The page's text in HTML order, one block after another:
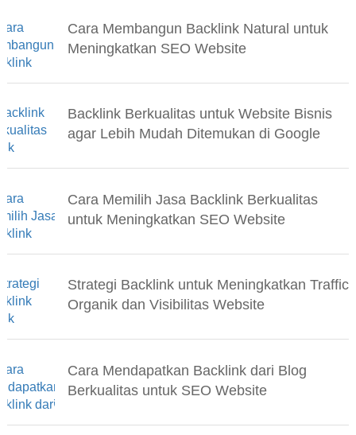
Cara Membangun Backlink Natural untuk
Meningkatkan SEO Website
Backlink Berkualitas untuk Website Bisnis
agar Lebih Mudah Ditemukan di Google
Cara Memilih Jasa Backlink Berkualitas
untuk Meningkatkan SEO Website
Strategi Backlink untuk Meningkatkan Traffic
Organik dan Visibilitas Website
Cara Mendapatkan Backlink dari Blog
Berkualitas untuk SEO Website